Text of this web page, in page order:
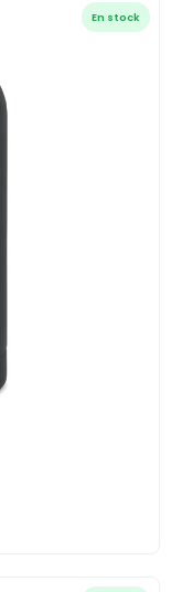
En stock